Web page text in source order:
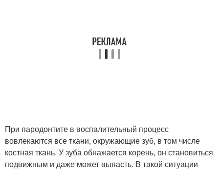
При пародонтите в воспалительный процесс
вовлекаются все ткани, окружающие зуб, в том числе
костная ткань. У зуба обнажается корень, он становиться
подвижным и даже может выпасть. В такой ситуации